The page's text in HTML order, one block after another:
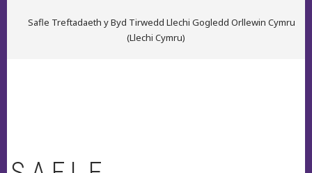
Safle Treftadaeth y Byd Tirwedd Llechi Gogledd Orllewin Cymru
(Llechi Cymru)